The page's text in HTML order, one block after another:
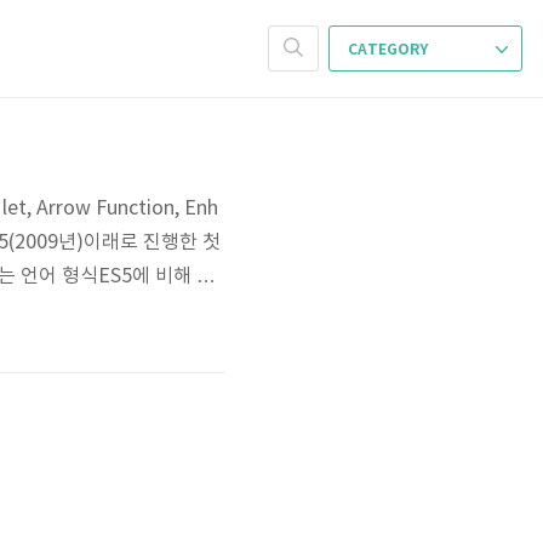
CATEGORY
let, Arrow Function, Enh
년)이래로 진행한 첫
언어 형식ES5에 비해 문
능을 지원하지 않는 브